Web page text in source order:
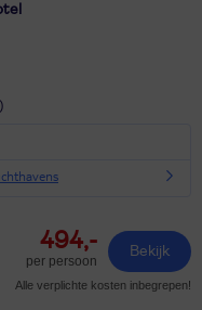
494,-
per persoon
Bekijk
Alle verplichte kosten inbegrepen!